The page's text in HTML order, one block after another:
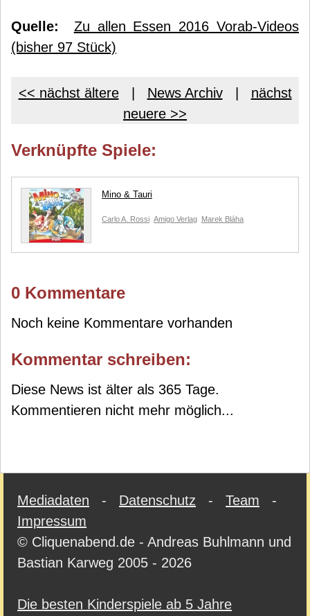
Quelle:
Zu allen Essen 2016 Vorab-Videos
(bisher 97 Stück)
<< nächst ältere| News Archiv| nächst
neuere >>
Verknüpfte Spiele:
Mino & Tauri
Carlo A. Rossi Amigo Verlag Marek Bláha
0 Kommentare
Noch keine Kommentare vorhanden
Kommentar schreiben:
Diese News ist älter als 365 Tage.
Kommentieren nicht mehr möglich...
Mediadaten - Datenschutz - Team -
Impressum
© Cliquenabend.de - Andreas Buhlmann und
Bastian Karweg 2005 - 2026
Die besten Kinderspiele ab 5 Jahre